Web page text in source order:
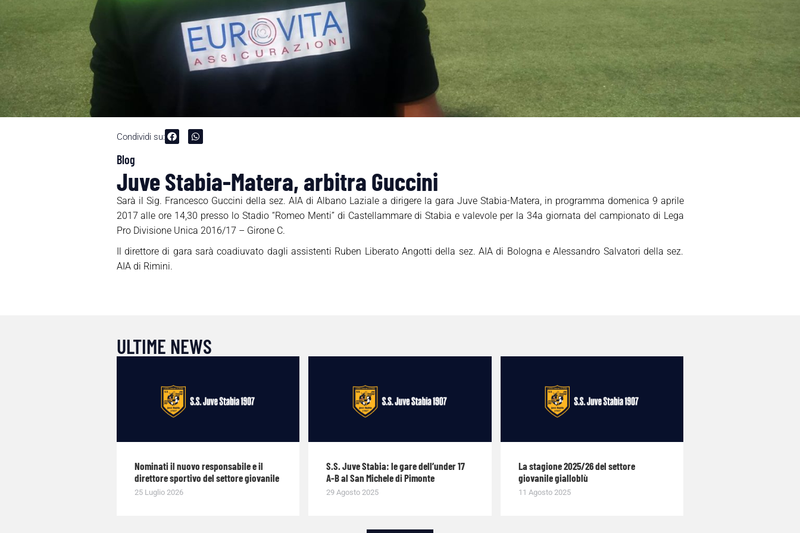
Condividi su:
Blog
Juve Stabia-Matera, arbitra Guccini
Sarà il Sig. Francesco Guccini della sez. AIA di Albano Laziale a dirigere la gara Juve Stabia-Matera, in programma domenica 9 aprile
2017 alle ore 14,30 presso lo Stadio “Romeo Menti” di Castellammare di Stabia e valevole per la 34a giornata del campionato di Lega
Pro Divisione Unica 2016/17 – Girone C.
Il direttore di gara sarà coadiuvato dagli assistenti Ruben Liberato Angotti della sez. AIA di Bologna e Alessandro Salvatori della sez.
AIA di Rimini.
ULTIME NEWS
Nominati il nuovo responsabile e il
direttore sportivo del settore giovanile
25 Luglio 2026
S.S. Juve Stabia: le gare dell’under 17
A-B al San Michele di Pimonte
29 Agosto 2025
La stagione 2025/26 del settore
giovanile gialloblù
11 Agosto 2025